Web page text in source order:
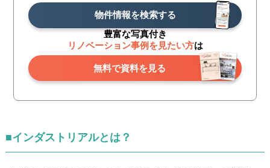
物件情報を検索する
豊富な写真付き
リノベーション事例を見たい方は
無料で資料を見る
■インダストリアルとは？